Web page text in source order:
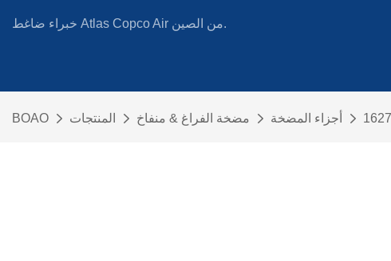
خبراء ضاغط Atlas Copco Air من الصين.
BOAO المنتجات مضخة الفراغ & منفاخ أجزاء المضخة